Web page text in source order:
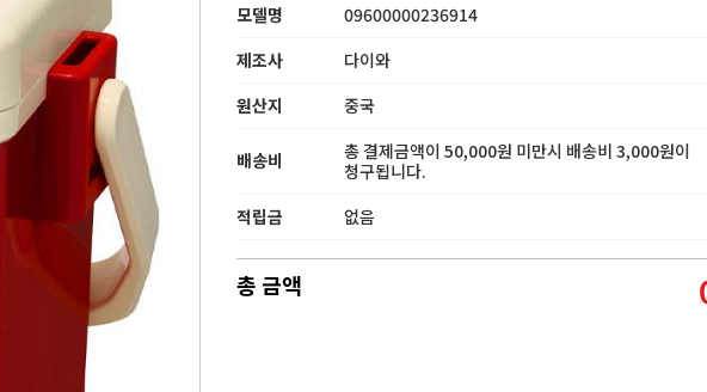
모델명
09600000236914
제조사
다이와
원산지
중국
배송비
총 결제금액이 50,000원 미만시 배송비 3,000원이
청구됩니다.
적립금
없음
총 금액